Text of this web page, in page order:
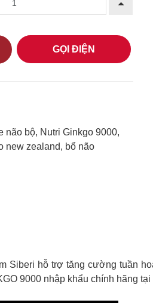
GỌI ĐIỆN
não bộ, Nutri Ginkgo 9000,
new zealand, bổ não
Siberi hỗ trợ tăng cường tuần
9000 nhập khẩu chính hãng